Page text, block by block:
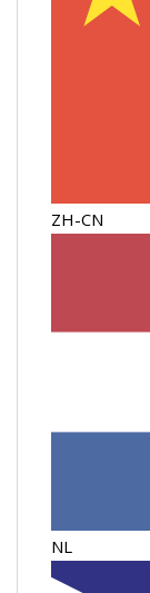
ZH-CN
NL